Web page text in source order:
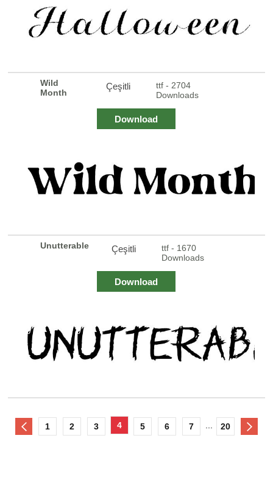
Wild
Month
Çeşitli
ttf - 2704
Downloads
Download
Unutterable Çeşitli
ttf - 1670
Downloads
Download
1 2 3 4 5 6 7 20